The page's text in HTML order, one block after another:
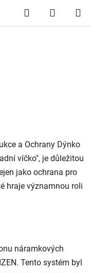
Hledat
a Ochrany Dýnko
víčko", je důležitou
jako ochrana pro
hraje významnou roli
náramkových
Tento systém byl